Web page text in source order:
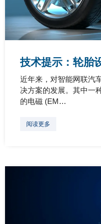
技术提示：轮胎
近年来，对智能网联汽
决方案的发展。其中一
的电磁 (EM…
阅读更多